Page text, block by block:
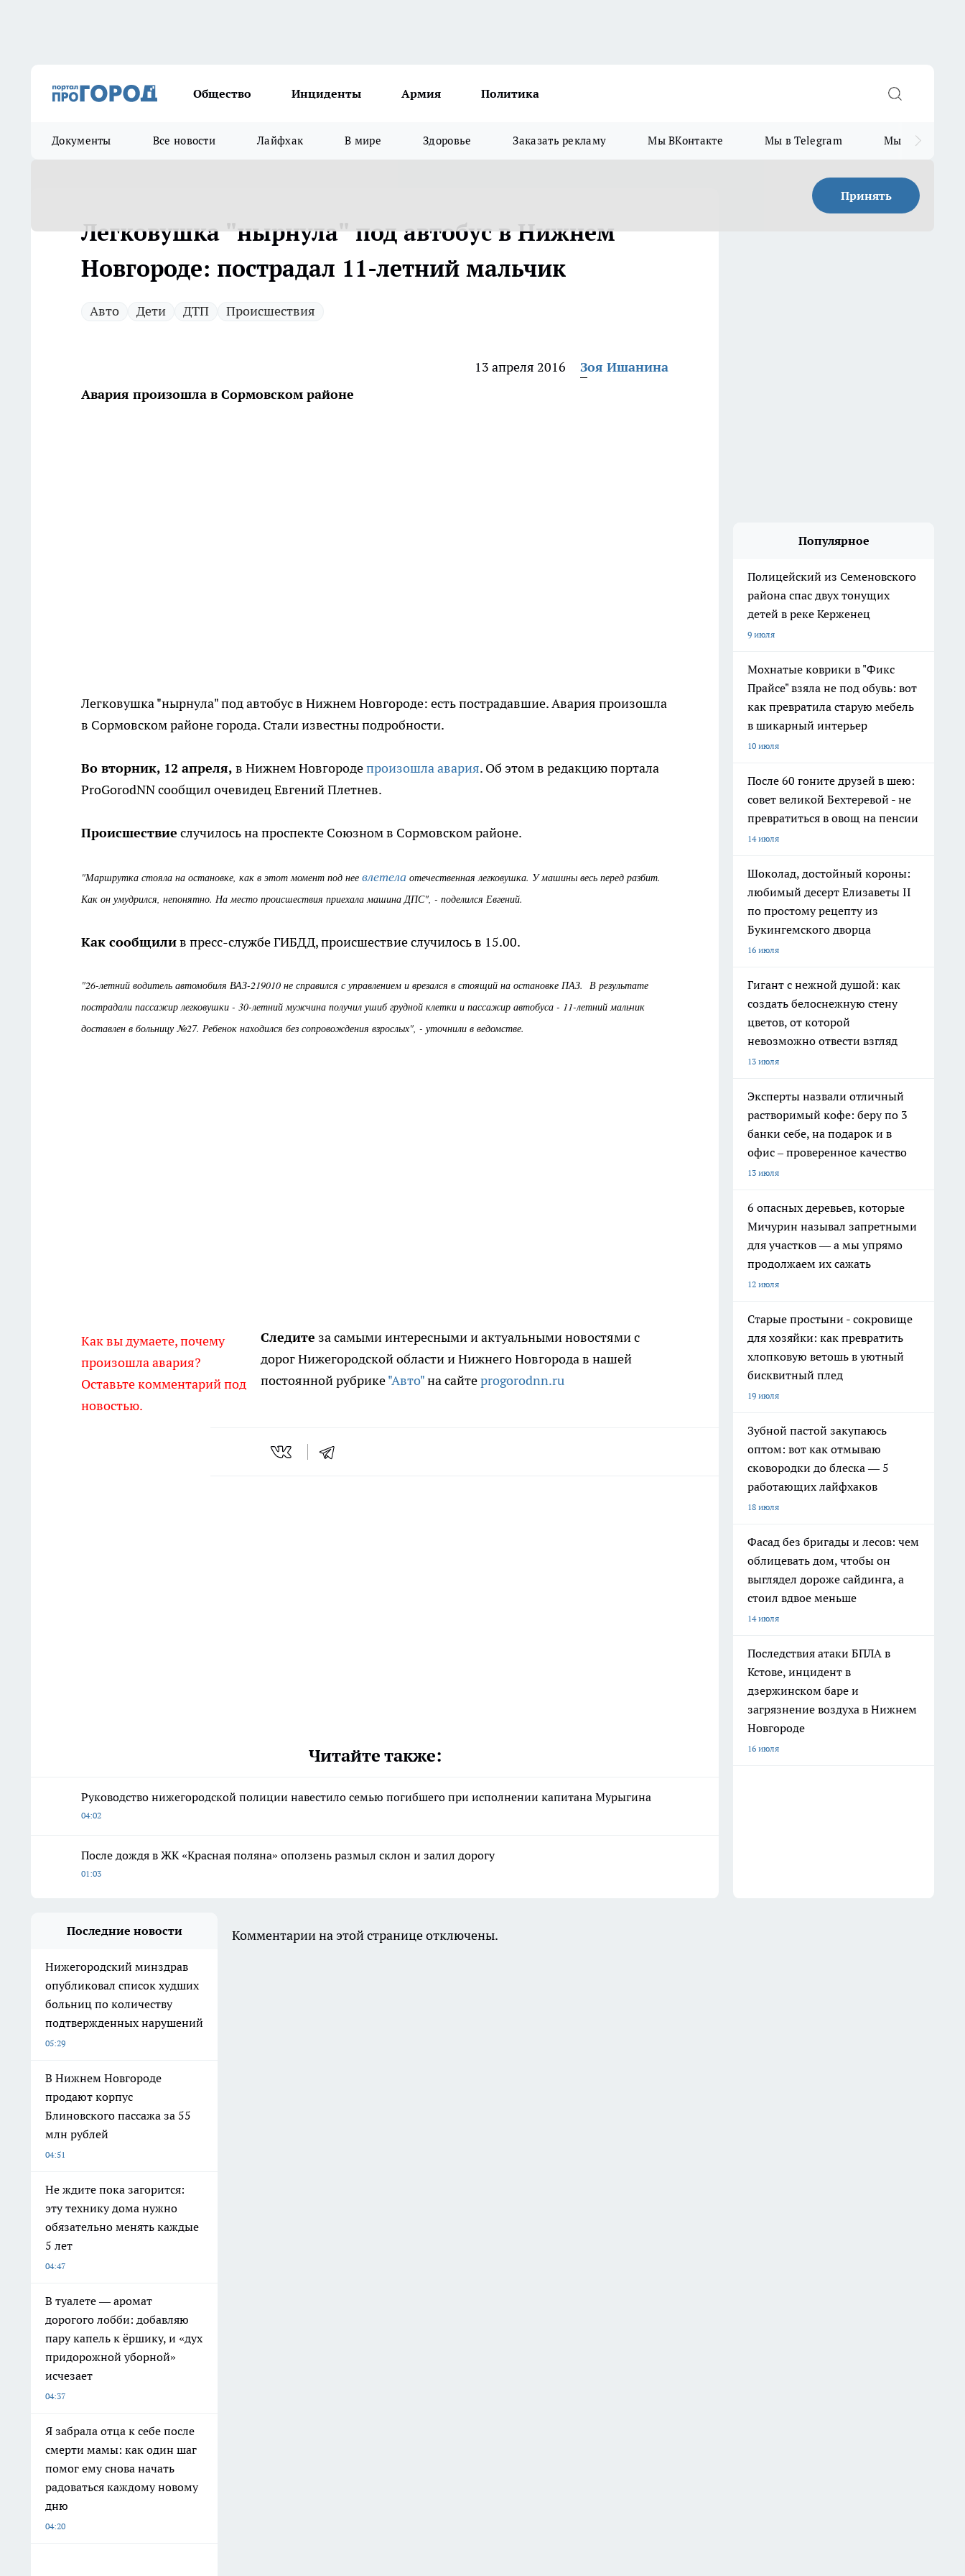
Общество Инциденты Армия Политика
Документы Все новости Лайфхак В мире Здоровье Заказать рекламу Мы ВКонтакте Мы в Telegram Мы в MAX
Принять
Легковушка "нырнула" под автобус в Нижнем
Новгороде: пострадал 11-летний мальчик
Авто Дети ДТП Происшествия
13 апреля 2016
Зоя Ишанина
Авария произошла в Сормовском районе
Легковушка "нырнула" под автобус в Нижнем Новгороде: есть пострадавшие. Авария произошла
в Сормовском районе города. Стали известны подробности.
Во вторник, 12 апреля, в Нижнем Новгородепроизошла авария. Об этом в редакцию портала
ProGorodNN сообщил очевидец Евгений Плетнев.
Происшествие случилось на проспекте Союзном в Сормовском районе.
"Маршрутка стояла на остановке, как в этот момент под нее влетела отечественная легковушка. У машины весь перед разбит.
Как он умудрился, непонятно. На место происшествия приехала машина ДПС", - поделился Евгений.
Как сообщилив пресс-службе ГИБДД, происшествие случилось в 15.00.
"26-летний водитель автомобиля ВАЗ-219010 не справился с управлением и врезался в стоящий на остановке ПАЗ. В результате
пострадали пассажир легковушки - 30-летний мужчина получил ушиб грудной клетки и пассажир автобуса - 11-летний мальчик
доставлен в больницу №27. Ребенок находился без сопровождения взрослых", - уточнили в ведомстве.
Как вы думаете, почему
произошла авария?
Оставьте комментарий под
новостью.
Следите за самыми интересными и актуальными новостями с
дорог Нижегородской области и Нижнего Новгорода в нашей
постоянной рубрике"Авто"на сайтеprogorodnn.ru
Читайте также:
Руководство нижегородской полиции навестило семью погибшего при исполнении капитана Мурыгина
04:02
После дождя в ЖК «Красная поляна» оползень размыл склон и залил дорогу
01:03
Популярное
Полицейский из Семеновского
района спас двух тонущих
детей в реке Керженец
9 июля
Мохнатые коврики в "Фикс
Прайсе" взяла не под обувь: вот
как превратила старую мебель
в шикарный интерьер
10 июля
После 60 гоните друзей в шею:
совет великой Бехтеревой - не
превратиться в овощ на пенсии
14 июля
Шоколад, достойный короны:
любимый десерт Елизаветы II
по простому рецепту из
Букингемского дворца
16 июля
Гигант с нежной душой: как
создать белоснежную стену
цветов, от которой
невозможно отвести взгляд
13 июля
Эксперты назвали отличный
растворимый кофе: беру по 3
банки себе, на подарок и в
офис – проверенное качество
13 июля
6 опасных деревьев, которые
Мичурин называл запретными
для участков — а мы упрямо
продолжаем их сажать
12 июля
Старые простыни - сокровище
для хозяйки: как превратить
хлопковую ветошь в уютный
бисквитный плед
19 июля
Зубной пастой закупаюсь
оптом: вот как отмываю
сковородки до блеска — 5
работающих лайфхаков
18 июля
Фасад без бригады и лесов: чем
облицевать дом, чтобы он
выглядел дороже сайдинга, а
стоил вдвое меньше
14 июля
Последствия атаки БПЛА в
Кстове, инцидент в
дзержинском баре и
загрязнение воздуха в Нижнем
Новгороде
16 июля
Последние новости
Нижегородский минздрав
опубликовал список худших
больниц по количеству
подтвержденных нарушений
05:29
В Нижнем Новгороде
продают корпус
Блиновского пассажа за 55
млн рублей
04:51
Не ждите пока загорится:
эту технику дома нужно
обязательно менять каждые
5 лет
04:47
В туалете — аромат
дорогого лобби: добавляю
пару капель к ёршику, и «дух
придорожной уборной»
исчезает
04:37
Я забрала отца к себе после
смерти мамы: как один шаг
помог ему снова начать
радоваться каждому новому
дню
04:20
Комментарии на этой странице отключены.